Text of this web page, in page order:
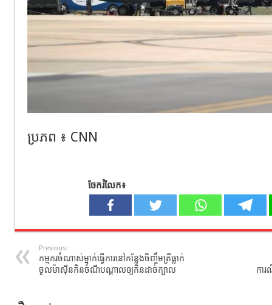
ប្រភព ៖ CNN
ចែករំលែក៖
Previous:
កម្មករចំណាស់ម្នាក់ធ្វើការនៅកន្លែងចិញ្ចឹមត្រីធ្លាក់
ចូលម៉ាស៊ីនកិនចំណីបណ្ដាលឲ្យកិនដាច់ក្បាល
កា